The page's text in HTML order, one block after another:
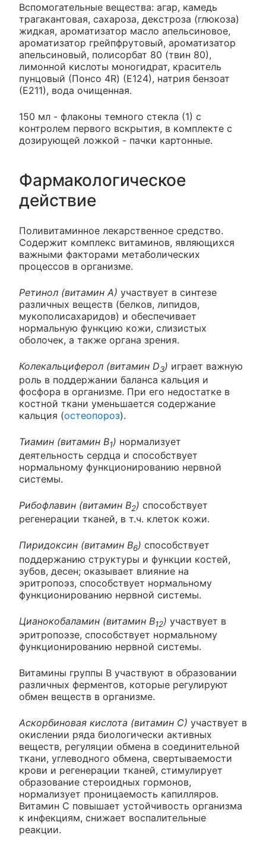
Вспомогательные вещества: агар, камедь
трагакантовая, сахароза, декстроза (глюкоза)
жидкая, ароматизатор масло апельсиновое,
ароматизатор грейпфрутовый, ароматизатор
апельсиновый, полисорбат 80 (твин 80),
лимонной кислоты моногидрат, краситель
пунцовый (Понсо 4R) (Е124), натрия бензоат
(Е211), вода очищенная.
150 мл - флаконы темного стекла (1) с
контролем первого вскрытия, в комплекте с
дозирующей ложкой - пачки картонные.
Фармакологическое
действие
Поливитаминное лекарственное средство.
Содержит комплекс витаминов, являющихся
важными факторами метаболических
процессов в организме.
Ретинол (витамин А) участвует в синтезе
различных веществ (белков, липидов,
мукополисахаридов) и обеспечивает
нормальную функцию кожи, слизистых
оболочек, а также органа зрения.
Колекальциферол (витамин D3) играет важную
роль в поддержании баланса кальция и
фосфора в организме. При его недостатке в
костной ткани уменьшается содержание
кальция (остеопороз).
Тиамин (витамин В1) нормализует
деятельность сердца и способствует
нормальному функционированию нервной
системы.
Рибофлавин (витамин В2) способствует
регенерации тканей, в т.ч. клеток кожи.
Пиридоксин (витамин В6) способствует
поддержанию структуры и функции костей,
зубов, десен; оказывает влияние на
эритропоэз, способствует нормальному
функционированию нервной системы.
Цианокобаламин (витамин В12) участвует в
эритропоэзе, способствует нормальному
функционированию нервной системы.
Витамины группы В участвуют в образовании
различных ферментов, которые регулируют
обмен веществ в организме.
Аскорбиновая кислота (витамин С) участвует в
окислении ряда биологически активных
веществ, регуляции обмена в соединительной
ткани, углеводного обмена, свертываемости
крови и регенерации тканей, стимулирует
образование стероидных гормонов,
нормализует проницаемость капилляров.
Витамин С повышает устойчивость организма
к инфекциям, снижает воспалительные
реакции.